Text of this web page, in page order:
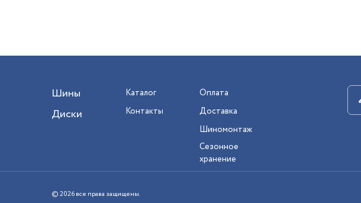
Шины
Диски
Каталог
Контакты
Оплата
Доставка
Шиномонтаж
Сезонное
хранение
© 2026 все права защищены.